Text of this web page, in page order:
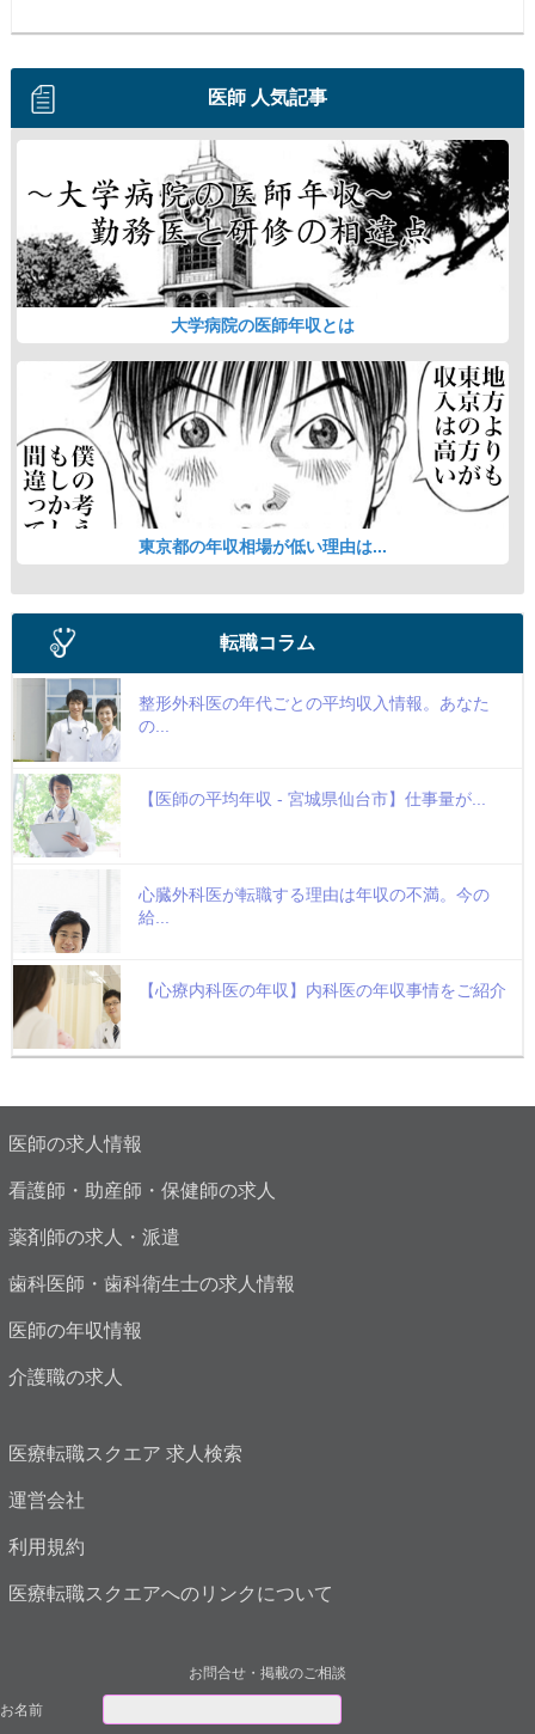
医師 人気記事
大学病院の医師年収とは
東京都の年収相場が低い理由は...
転職コラム
整形外科医の年代ごとの平均収入情報。あなた
の...
【医師の平均年収 - 宮城県仙台市】仕事量が...
心臓外科医が転職する理由は年収の不満。今の
給...
【心療内科医の年収】内科医の年収事情をご紹介
医師の求人情報
看護師・助産師・保健師の求人
薬剤師の求人・派遣
歯科医師・歯科衛生士の求人情報
医師の年収情報
介護職の求人
医療転職スクエア 求人検索
運営会社
利用規約
医療転職スクエアへのリンクについて
お問合せ・掲載のご相談
お名前